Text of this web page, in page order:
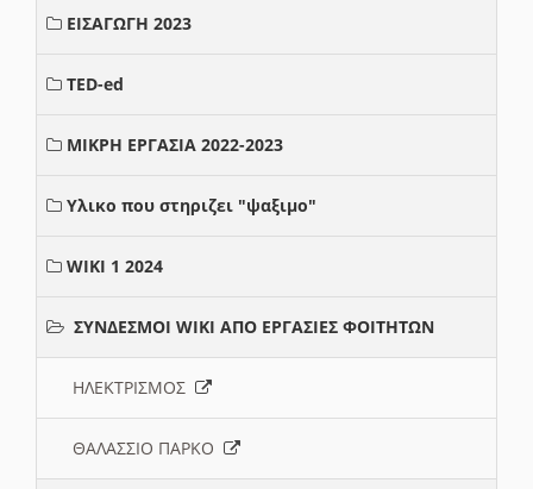
ΕΙΣΑΓΩΓΗ 2023
TED-ed
ΜΙΚΡΗ ΕΡΓΑΣΙΑ 2022-2023
Υλικο που στηριζει "ψαξιμο"
WIKI 1 2024
ΣΥΝΔΕΣΜΟΙ WIKI ΑΠΟ ΕΡΓΑΣΙΕΣ ΦΟΙΤΗΤΩΝ
ΗΛΕΚΤΡΙΣΜΟΣ
ΘΑΛΑΣΣΙΟ ΠΑΡΚΟ